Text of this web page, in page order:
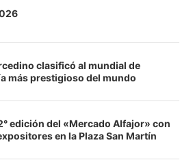
clasificó al mundial de
más prestigioso del mundo
edición del «Mercado Alfajor» con
en la Plaza San Martín